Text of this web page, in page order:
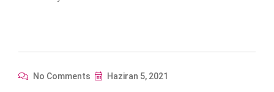
No Comments Haziran 5, 2021